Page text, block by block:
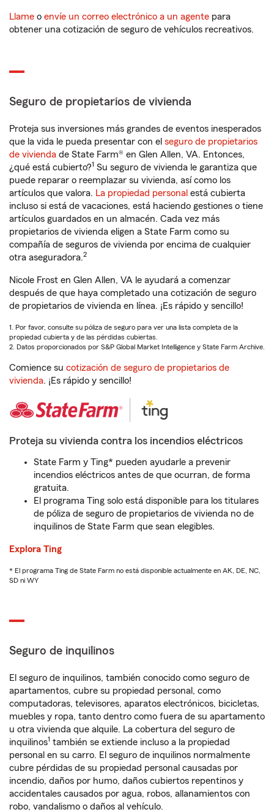
Llame o envíe un correo electrónico a un agente para
obtener una cotización de seguro de vehículos recreativos.
Seguro de propietarios de vivienda
Proteja sus inversiones más grandes de eventos inesperados
que la vida le pueda presentar con el seguro de propietarios
de vivienda de State Farm® en Glen Allen, VA. Entonces,
¿qué está cubierto?1 Su seguro de vivienda le garantiza que
puede reparar o reemplazar su vivienda, así como los
artículos que valora. La propiedad personal está cubierta
incluso si está de vacaciones, está haciendo gestiones o tiene
artículos guardados en un almacén. Cada vez más
propietarios de vivienda eligen a State Farm como su
compañía de seguros de vivienda por encima de cualquier
otra aseguradora.2
Nicole Frost en Glen Allen, VA le ayudará a comenzar
después de que haya completado una cotización de seguro
de propietarios de vivienda en línea. ¡Es rápido y sencillo!
1. Por favor, consulte su póliza de seguro para ver una lista completa de la
propiedad cubierta y de las pérdidas cubiertas.
2. Datos proporcionados por S&P Global Market Intelligence y State Farm Archive.
Comience su cotización de seguro de propietarios de
vivienda. ¡Es rápido y sencillo!
Proteja su vivienda contra los incendios eléctricos
State Farm y Ting* pueden ayudarle a prevenir
incendios eléctricos antes de que ocurran, de forma
gratuita.
El programa Ting solo está disponible para los titulares
de póliza de seguro de propietarios de vivienda no de
inquilinos de State Farm que sean elegibles.
Explora Ting
* El programa Ting de State Farm no está disponible actualmente en AK, DE, NC,
SD ni WY
Seguro de inquilinos
El seguro de inquilinos, también conocido como seguro de
apartamentos, cubre su propiedad personal, como
computadoras, televisores, aparatos electrónicos, bicicletas,
muebles y ropa, tanto dentro como fuera de su apartamento
u otra vivienda que alquile. La cobertura del seguro de
inquilinos1 también se extiende incluso a la propiedad
personal en su carro. El seguro de inquilinos normalmente
cubre pérdidas de su propiedad personal causadas por
incendio, daños por humo, daños cubiertos repentinos y
accidentales causados por agua, robos, allanamientos con
robo, vandalismo o daños al vehículo.